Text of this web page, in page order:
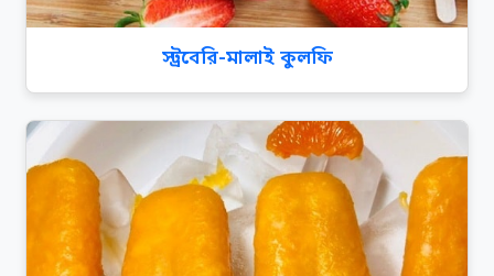
স্ট্রবেরি-মালাই কুলফি